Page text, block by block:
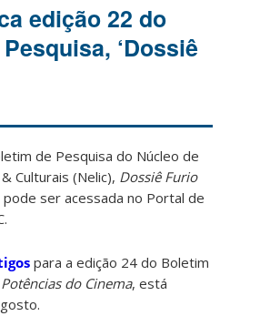
edição 22 do
‘Dossiê
de Pesquisa do Núcleo de
Culturais (Nelic), Dossiê Furio
pode ser acessada no Portal de
para a edição 24 do Boletim
Potências do Cinema, está